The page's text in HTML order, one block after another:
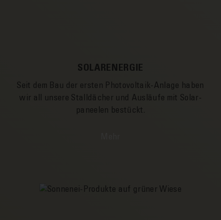
SOLARENERGIE
Seit dem Bau der ersten Photovoltaik-Anlage haben
wir all unsere Stall­­dächer und Aus­­läufe mit Solar­­
paneelen be­stückt.